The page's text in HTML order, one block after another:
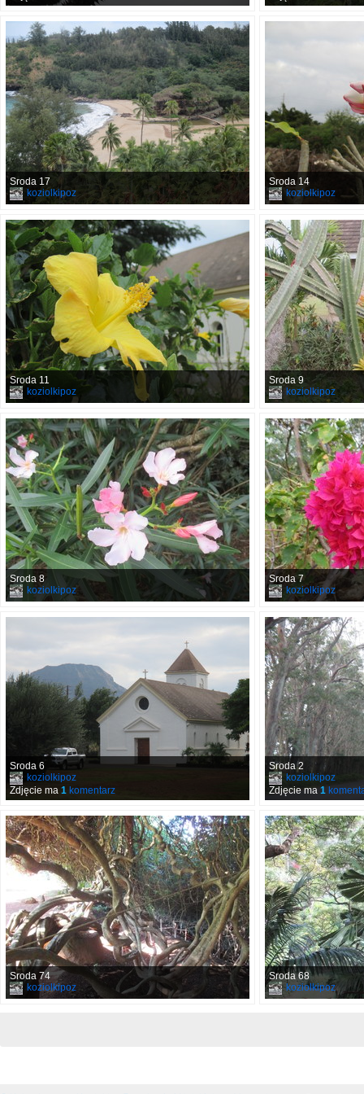
Sroda 17
koziolkipoz
Sroda 14
koziolkipoz
Sroda 11
koziolkipoz
Sroda 9
koziolkipoz
Sroda 8
koziolkipoz
Sroda 7
koziolkipoz
Sroda 6
koziolkipoz
Zdjęcie ma 1 komentarz
Sroda 2
koziolkipoz
Zdjęcie ma 1
Sroda 74
koziolkipoz
Sroda 68
koziolkipoz